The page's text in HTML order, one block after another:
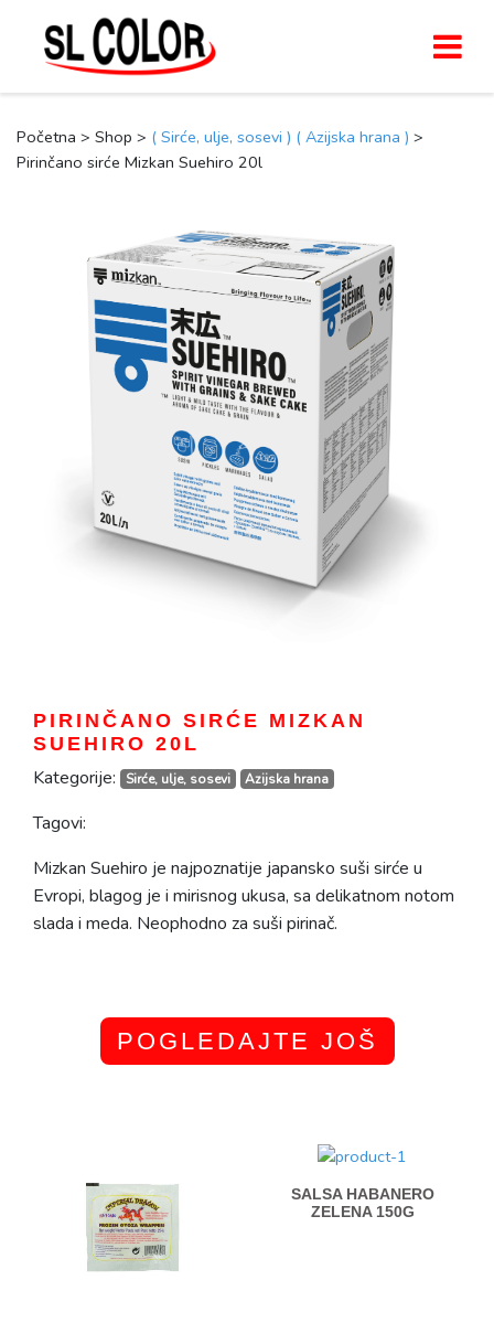
Početna > Shop > ( Sirće, ulje, sosevi ) ( Azijska hrana ) >
Pirinčano sirće Mizkan Suehiro 20l
PIRINČANO SIRĆE MIZKAN
SUEHIRO 20L
Kategorije: Sirće, ulje, sosevi Azijska hrana
Tagovi:
Mizkan Suehiro je najpoznatije japansko suši sirće u
Evropi, blagog je i mirisnog ukusa, sa delikatnom notom
slada i meda. Neophodno za suši pirinač.
POGLEDAJTE JOŠ
SALSA HABANERO
ZELENA 150G